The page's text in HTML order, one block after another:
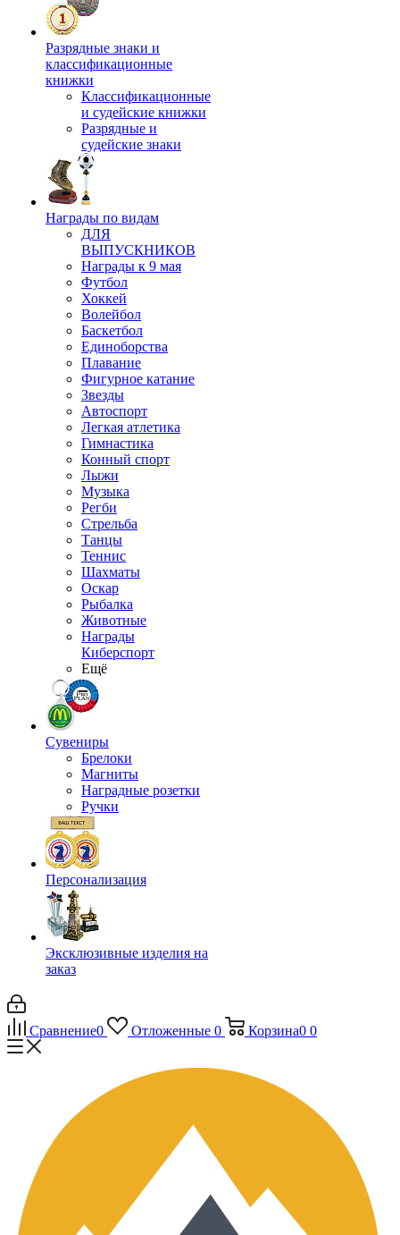
Разрядные знаки и
классификационные
книжки
Классификационные
и судейские книжки
Разрядные и
судейские знаки
Награды по видам
ДЛЯ
ВЫПУСКНИКОВ
Награды к 9 мая
Футбол
Хоккей
Волейбол
Баскетбол
Единоборства
Плавание
Фигурное катание
Звезды
Автоспорт
Легкая атлетика
Гимнастика
Конный спорт
Лыжи
Музыка
Регби
Стрельба
Танцы
Теннис
Шахматы
Оскар
Рыбалка
Животные
Награды
Киберспорт
Ещё
Сувениры
Брелоки
Магниты
Наградные розетки
Ручки
Персонализация
Эксклюзивные изделия на
заказ
Сравнение0 Отложенные 0 Корзина0 0